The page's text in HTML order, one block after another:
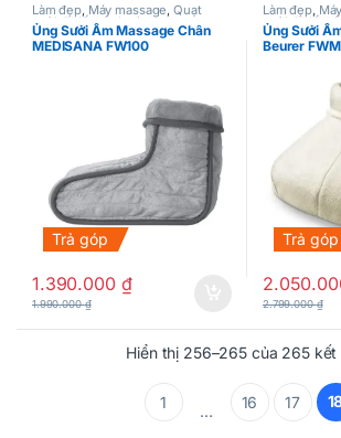
Làm đẹp, Máy massage, Quạt
sưởi ,Thiết bị gia đình
Ủng Sưởi Ấm Massage Chân
MEDISANA FW100
Trả góp
1.390.000 ₫
1.990.000₫
Làm đẹp,
sưởi ,Thiết bị
Ủng Sưởi
Beurer
Trả góp
2.799.000₫
Hiển thị 256–265 của 265 kết
1 … 16 17